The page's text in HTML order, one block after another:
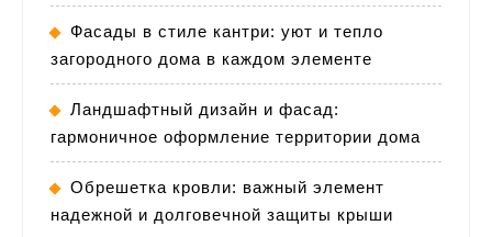
Фасады в стиле кантри: уют и тепло
загородного дома в каждом элементе
Ландшафтный дизайн и фасад:
гармоничное оформление территории дома
Обрешетка кровли: важный элемент
надежной и долговечной защиты крыши